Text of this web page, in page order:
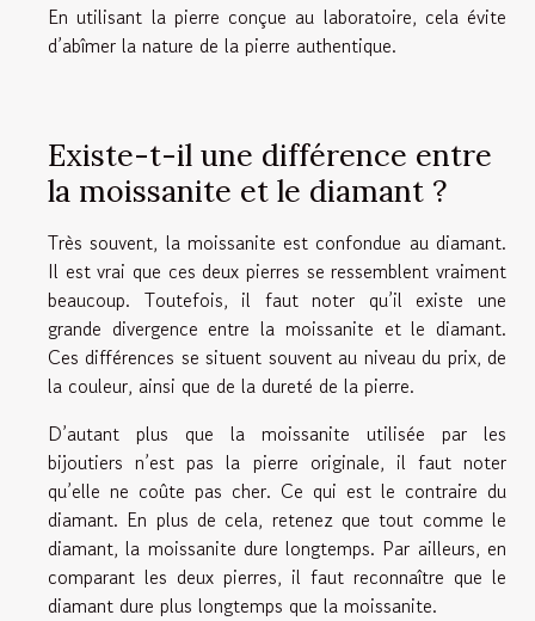
En utilisant la pierre conçue au laboratoire, cela évite
d’abîmer la nature de la pierre authentique.
Existe-t-il une différence entre
la moissanite et le diamant ?
Très souvent, la moissanite est confondue au diamant.
Il est vrai que ces deux pierres se ressemblent vraiment
beaucoup. Toutefois, il faut noter qu’il existe une
grande divergence entre la moissanite et le diamant.
Ces différences se situent souvent au niveau du prix, de
la couleur, ainsi que de la dureté de la pierre.
D’autant plus que la moissanite utilisée par les
bijoutiers n’est pas la pierre originale, il faut noter
qu’elle ne coûte pas cher. Ce qui est le contraire du
diamant. En plus de cela, retenez que tout comme le
diamant, la moissanite dure longtemps. Par ailleurs, en
comparant les deux pierres, il faut reconnaître que le
diamant dure plus longtemps que la moissanite.